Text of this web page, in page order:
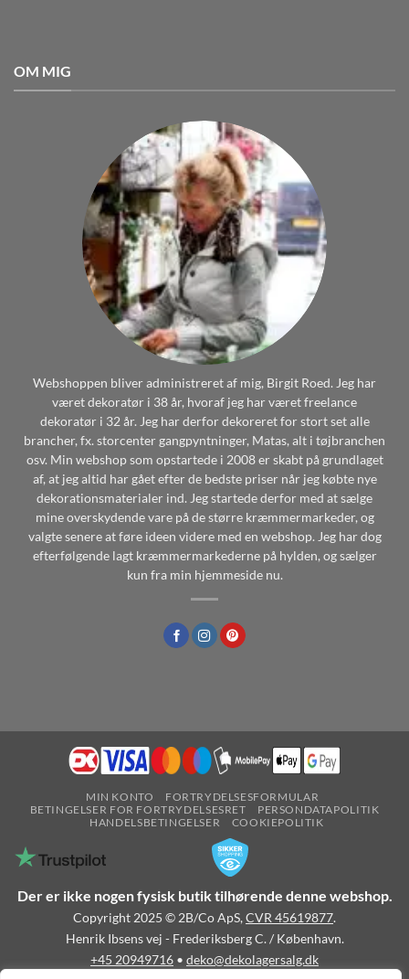
OM MIG
Webshoppen bliver administreret af mig, Birgit Roed. Jeg har
været dekoratør i 38 år, hvoraf jeg har været freelance
dekoratør i 32 år. Jeg har derfor dekoreret for stort set alle
brancher, fx. storcenter gangpyntninger, Matas, alt i tøjbranchen
osv. Min webshop som opstartede i 2008 er skabt på grundlaget
af, at jeg altid har gået efter de bedste priser når jeg købte nye
dekorationsmaterialer ind. Jeg startede derfor med at sælge
mine overskydende vare på de større kræmmermarkeder, og
valgte senere at føre ideen videre med en webshop. Jeg har dog
efterfølgende lagt kræmmermarkederne på hylden, og sælger
kun fra min hjemmeside nu.
MIN KONTO
FORTRYDELSESFORMULAR
BETINGELSER FOR FORTRYDELSESRET
PERSONDATAPOLITIK
HANDELSBETINGELSER
COOKIEPOLITIK
Der er ikke nogen fysisk butik tilhørende denne webshop.
Copyright 2025 © 2B/Co ApS, CVR 45619877.
Henrik Ibsens vej - Frederiksberg C. / København.
+45 20949716 • deko@dekolagersalg.dk